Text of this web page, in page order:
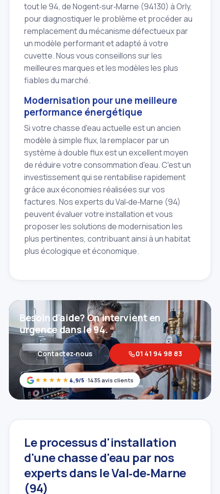
tout le 94, de Nogent‑sur‑Marne (94130) à Orly,
pour diagnostiquer le problème et procéder au
remplacement du mécanisme défectueux par
un modèle performant et adapté à votre
cuvette. Nous vous conseillons sur les
meilleures marques et les modèles les plus
fiables du marché.
Modernisation pour une meilleure
performance énergétique
Si votre chasse d'eau actuelle est un ancien
modèle à simple flux, la remplacer par un
système à double flux est un excellent moyen
de réduire votre consommation d'eau. C'est un
investissement qui se rentabilise rapidement
grâce aux économies réalisées sur vos
factures. Nos experts du Val‑de‑Marne (94)
peuvent évaluer votre installation et vous
proposer les solutions de modernisation les
plus pertinentes, contribuant ainsi à un habitat
plus écologique et économique.
★★★★★ 4,9/5 · 1435 avis clients
Besoin d'aide? On intervient en
urgence dans le 94.
Contactez‑nous 01 41 94 98 83
Le processus d'installation
d'une chasse d'eau par nos
experts dans le Val‑de‑Marne
(94)